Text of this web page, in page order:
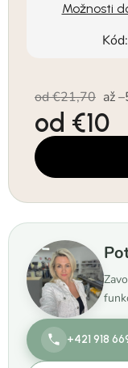
Možnosti
Kód:
od €21,70 až
od €10
Jednotková cena:
+421 918